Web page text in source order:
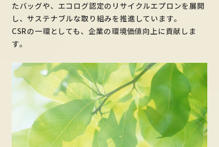
たバッグや、エコログ認定のリサイクルエプロンを展開
し、サステナブルな取り組みを推進しています。
CSRの一環としても、企業の環境価値向上に貢献しま
す。